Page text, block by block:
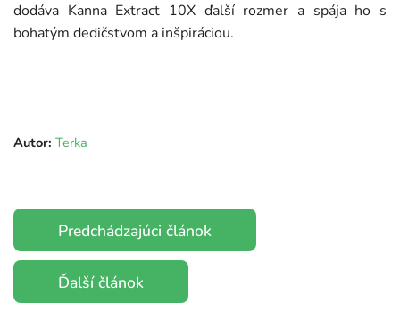
dodáva Kanna Extract 10X ďalší rozmer a spája ho s
bohatým dedičstvom a inšpiráciou.
Autor: Terka
Predchádzajúci článok
Ďalší článok